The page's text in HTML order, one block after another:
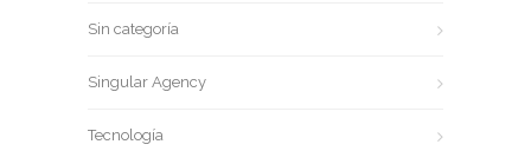
Sin categoría
Singular Agency
Tecnología